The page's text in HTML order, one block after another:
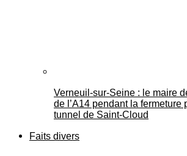
Verneuil-sur-Seine : le maire
de l’A14 pendant la fermeture
tunnel de Saint-Cloud
Faits divers